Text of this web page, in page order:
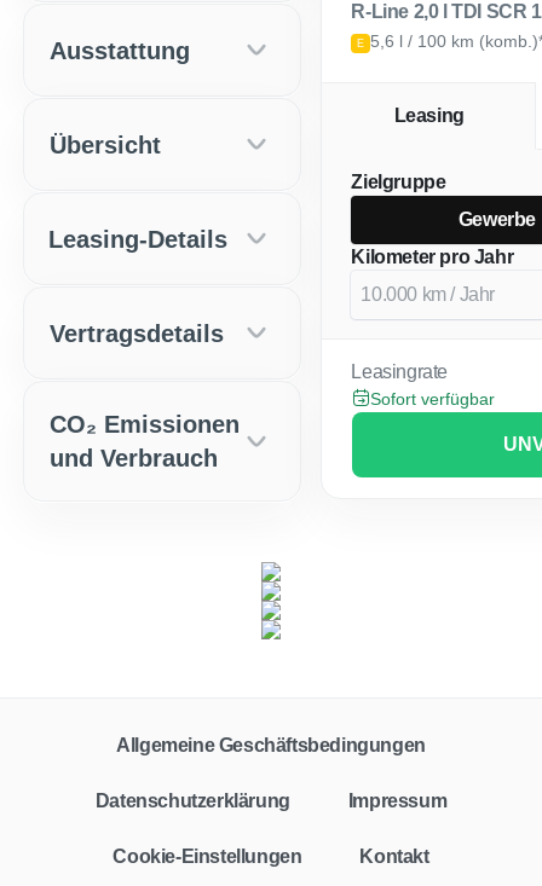
R-Line 2,0 l TDI SCR
E 5,6 l / 100 km
Leasing
Zielgruppe
Gewerbe
Kilometer pro Jahr
Leasingrate
Sofort verfügbar
Ausstattung
Übersicht
Leasing-Details
Vertragsdetails
CO₂ Emissionen
und Verbrauch
Allgemeine Geschäftsbedingungen
Datenschutzerklärung Impressum
Cookie-Einstellungen Kontakt